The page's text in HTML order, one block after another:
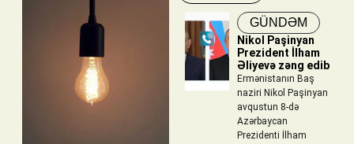
GÜNDƏM
Nikol Paşinyan
Prezident İlham
Əliyevə zəng edib
Ermənistanın Baş
naziri Nikol Paşinyan
avqustun 8-də
Azərbaycan
Prezidenti İlham